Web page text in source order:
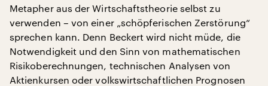
Metapher aus der Wirtschaftstheorie selbst zu
verwenden – von einer „schöpferischen Zerstörung“
sprechen kann. Denn Beckert wird nicht müde, die
Notwendigkeit und den Sinn von mathematischen
Risikoberechnungen, technischen Analysen von
Aktienkursen oder volkswirtschaftlichen Prognosen